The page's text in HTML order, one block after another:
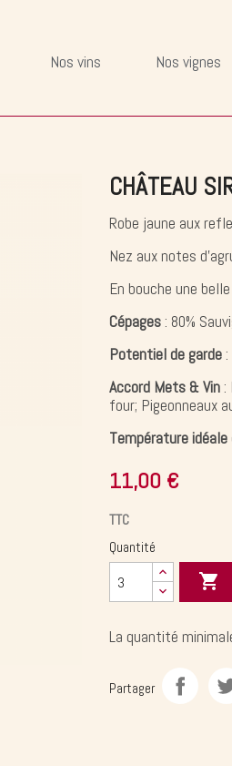
Nos vins Nos vignes
CHÂTEAU
Robe jaune aux
Nez aux notes
En bouche une
Cépages : 80%
Potentiel de garde
Accord Mets & Vin :
four; Pigeonneaux
Température idéale
11,00 €
TTC
Quantité

La quantité
Partager